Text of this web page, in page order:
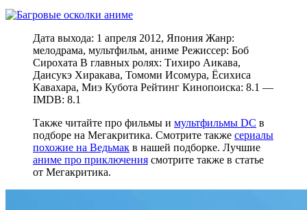
Дата выхода: 1 апреля 2012, Япония Жанр:
мелодрама, мультфильм, аниме Режиссер: Боб
Сирохата В главных ролях: Тихиро Аикава,
Даисукэ Хиракава, Томоми Исомура, Ёсихиса
Кавахара, Миэ Кубота Рейтинг Кинопоиска: 8.1 —
IMDB: 8.1
Также читайте про фильмы и мультфильмы DC в
подборе на Мегакритика. Смотрите также сериалы
похожие на Ведьмак в нашей подборке. Лучшие
аниме про приключения смотрите также в статье
от Мегакритика.